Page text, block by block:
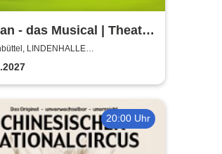
- das Musical | Theater
LINDENHALLE
20:00 Uhr